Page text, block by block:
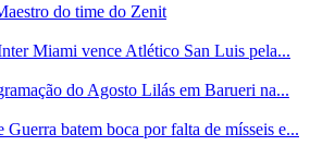
do time do Zenit
Miami vence Atlético San Luis pela...
do Agosto Lilás em Barueri na...
Guerra batem boca por falta de mísseis e...